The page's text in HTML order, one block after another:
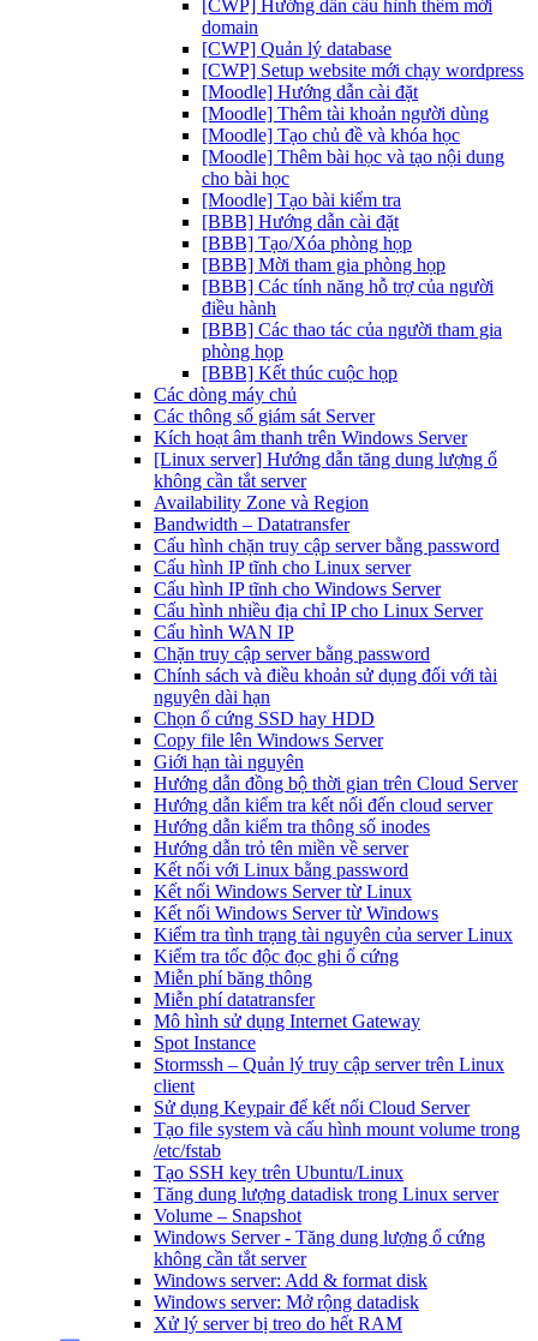
[CWP] Hướng dẫn cấu hình thêm mới
domain
[CWP] Quản lý database
[CWP] Setup website mới chạy wordpress
[Moodle] Hướng dẫn cài đặt
[Moodle] Thêm tài khoản người dùng
[Moodle] Tạo chủ đề và khóa học
[Moodle] Thêm bài học và tạo nội dung
cho bài học
[Moodle] Tạo bài kiểm tra
[BBB] Hướng dẫn cài đặt
[BBB] Tạo/Xóa phòng họp
[BBB] Mời tham gia phòng họp
[BBB] Các tính năng hỗ trợ của người
điều hành
[BBB] Các thao tác của người tham gia
phòng họp
[BBB] Kết thúc cuộc họp
Các dòng máy chủ
Các thông số giám sát Server
Kích hoạt âm thanh trên Windows Server
[Linux server] Hướng dẫn tăng dung lượng ổ
không cần tắt server
Availability Zone và Region
Bandwidth – Datatransfer
Cấu hình chặn truy cập server bằng password
Cấu hình IP tĩnh cho Linux server
Cấu hình IP tĩnh cho Windows Server
Cấu hình nhiều địa chỉ IP cho Linux Server
Cấu hình WAN IP
Chặn truy cập server bằng password
Chính sách và điều khoản sử dụng đối với tài
nguyên dài hạn
Chọn ổ cứng SSD hay HDD
Copy file lên Windows Server
Giới hạn tài nguyên
Hướng dẫn đồng bộ thời gian trên Cloud Server
Hướng dẫn kiểm tra kết nối đến cloud server
Hướng dẫn kiểm tra thông số inodes
Hướng dẫn trỏ tên miền về server
Kết nối với Linux bằng password
Kết nối Windows Server từ Linux
Kết nối Windows Server từ Windows
Kiểm tra tình trạng tài nguyên của server Linux
Kiểm tra tốc độc đọc ghi ổ cứng
Miễn phí băng thông
Miễn phí datatransfer
Mô hình sử dụng Internet Gateway
Spot Instance
Stormssh – Quản lý truy cập server trên Linux
client
Sử dụng Keypair để kết nối Cloud Server
Tạo file system và cấu hình mount volume trong
/etc/fstab
Tạo SSH key trên Ubuntu/Linux
Tăng dung lượng datadisk trong Linux server
Volume – Snapshot
Windows Server - Tăng dung lượng ổ cứng
không cần tắt server
Windows server: Add & format disk
Windows server: Mở rộng datadisk
Xử lý server bị treo do hết RAM